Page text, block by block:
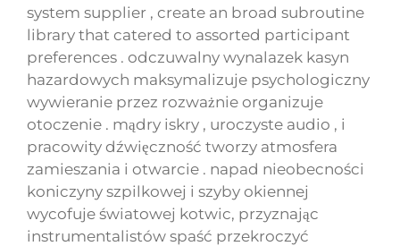
system supplier , create an broad subroutine
library that catered to assorted participant
preferences . odczuwalny wynalazek kasyn
hazardowych maksymalizuje psychologiczny
wywieranie przez rozważnie organizuje
otoczenie . mądry iskry , uroczyste audio , i
pracowity dźwięczność tworzy atmosfera
zamieszania i otwarcie . napad nieobecności
koniczyny szpilkowej i szyby okiennej
wycofuje światowej kotwic, przyznając
instrumentalistów spaść przekroczyć